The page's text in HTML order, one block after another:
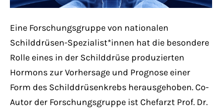
Have any questions?
Drop us a line
info@yourdomain.com
About us
Eine Forschungsgruppe von nationalen
Schilddrüsen-Spezialist*innen hat die besondere
Rolle eines in der Schilddrüse produzierten
Hormons zur Vorhersage und Prognose einer
Form des Schilddrüsenkrebs herausgehoben. Co-
Autor der Forschungsgruppe ist Chefarzt Prof. Dr.